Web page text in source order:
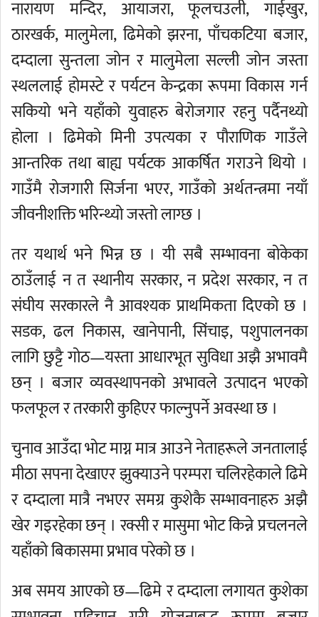
नारायण मन्दिर, आयाजरा, फूलचउली, गाईखुर,
ठारखर्क, मालुमेला, ढिमेको झरना, पाँचकटिया बजार,
दम्दाला सुन्तला जोन र मालुमेला सल्ली जोन जस्ता
स्थललाई होमस्टे र पर्यटन केन्द्रका रूपमा विकास गर्न
सकियो भने यहाँको युवाहरु बेरोजगार रहनु पर्दैनथ्यो
होला । ढिमेको मिनी उपत्यका र पौराणिक गाउँले
आन्तरिक तथा बाह्य पर्यटक आकर्षित गराउने थियो ।
गाउँमै रोजगारी सिर्जना भएर, गाउँको अर्थतन्त्रमा नयाँ
जीवनीशक्ति भरिन्थ्यो जस्तो लाग्छ ।
तर यथार्थ भने भिन्न छ । यी सबै सम्भावना बोकेका
ठाउँलाई न त स्थानीय सरकार, न प्रदेश सरकार, न त
संघीय सरकारले नै आवश्यक प्राथमिकता दिएको छ ।
सडक, ढल निकास, खानेपानी, सिंचाइ, पशुपालनका
लागि छुट्टै गोठ—यस्ता आधारभूत सुविधा अझै अभावमै
छन् । बजार व्यवस्थापनको अभावले उत्पादन भएको
फलफूल र तरकारी कुहिएर फाल्नुपर्ने अवस्था छ ।
चुनाव आउँदा भोट माग्न मात्र आउने नेताहरूले जनतालाई
मीठा सपना देखाएर झुक्याउने परम्परा चलिरहेकाले ढिमे
र दम्दाला मात्रै नभएर समग्र कुशेकै सम्भावनाहरु अझै
खेर गइरहेका छन् । रक्सी र मासुमा भोट किन्ने प्रचलनले
यहाँको बिकासमा प्रभाव परेको छ ।
अब समय आएको छ—ढिमे र दम्दाला लगायत कुशेका